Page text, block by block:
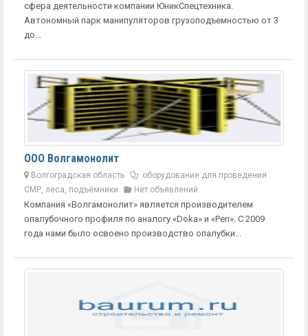
сфера деятельности компании ЮникСпецтехника.
Автономный парк манипуляторов грузоподъемностью от 3
до...
ООО Волгамонолит
Волгоградская область
оборудование для проведения
СМР, леса, подъёмники
Нет объявлений
Компания «Волгамонолит» является производителем
опалубочного профиля по аналогу «Doka» и «Peri». С 2009
года нами было освоено производство опалубки...